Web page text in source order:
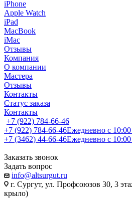
iPhone
Apple Watch
iPad
MacBook
iMac
Отзывы
Компания
О компании
Мастера
Отзывы
Контакты
Статус заказа
Контакты
+7 (922) 784-66-46
+7 (922) 784-66-46Ежедневно с
+7 (3462) 44-66-46Ежедневно с
Заказать звонок
Задать вопрос
info@altsurgut.ru
г. Сургут, ул. Профсоюзов 30, 3
крыло)